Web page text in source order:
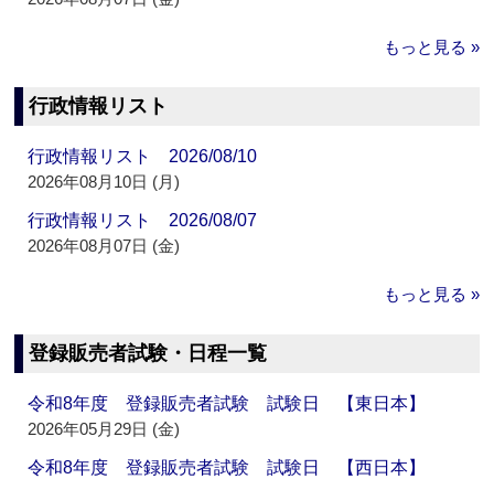
もっと見る »
行政情報リスト
行政情報リスト 2026/08/10
2026年08月10日 (月)
行政情報リスト 2026/08/07
2026年08月07日 (金)
もっと見る »
登録販売者試験・日程一覧
令和8年度 登録販売者試験 試験日 【東日本】
2026年05月29日 (金)
令和8年度 登録販売者試験 試験日 【西日本】